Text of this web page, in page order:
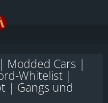
Modded Cars |
Whitelist |
| Gangs und